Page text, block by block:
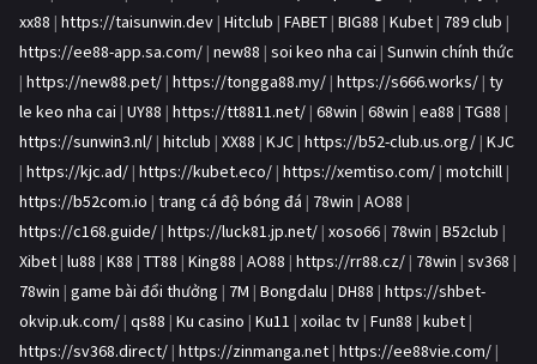
xx88 | https://taisunwin.dev | Hitclub | FABET | BIG88 | Kubet | 789 club |
https://ee88-app.sa.com/ | new88 | soi keo nha cai | Sunwin chính thức
| https://new88.pet/ | https://tongga88.my/ | https://s666.works/ | ty
le keo nha cai | UY88 | https://tt8811.net/ | 68win | 68win | ea88 | TG88 |
https://sunwin3.nl/ | hitclub | XX88 | KJC | https://b52-club.us.org/ | KJC
| https://kjc.ad/ | https://kubet.eco/ | https://xemtiso.com/ | motchill |
https://b52com.io | trang cá độ bóng đá | 78win | AO88 |
https://c168.guide/ | https://luck81.jp.net/ | xoso66 | 78win | B52club |
Xibet | lu88 | K88 | TT88 | King88 | AO88 | https://rr88.cz/ | 78win | sv368 |
78win | game bài đổi thưởng | 7M | Bongdalu | DH88 | https://shbet-
okvip.uk.com/ | qs88 | Ku casino | Ku11 | xoilac tv | Fun88 | kubet |
https://sv368.direct/ | https://zinmanga.net | https://ee88vie.com/ |